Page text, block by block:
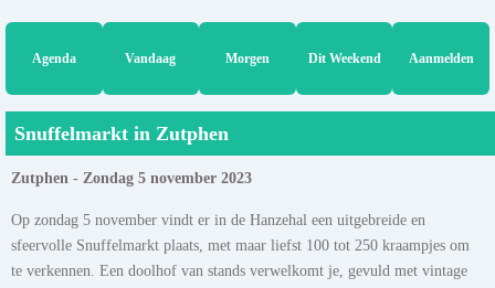
Agenda Vandaag Morgen Dit Weekend Aanmelden
Snuffelmarkt in Zutphen
Zutphen - Zondag 5 november 2023
Op zondag 5 november vindt er in de Hanzehal een uitgebreide en
sfeervolle Snuffelmarkt plaats, met maar liefst 100 tot 250 kraampjes om
te verkennen. Een doolhof van stands verwelkomt je, gevuld met vintage